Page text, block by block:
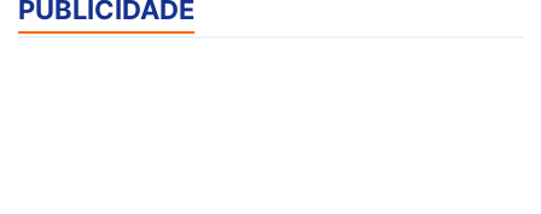
PUBLICIDADE